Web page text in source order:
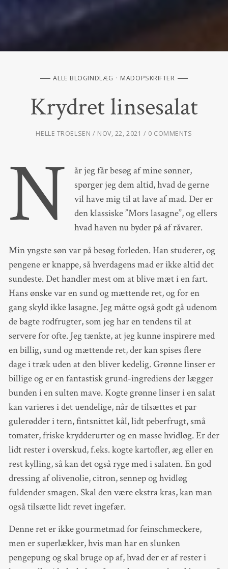
ALLE BLOGINDLÆG MADOPSKRIFTER
Krydret linsesalat
HELLE TROELSEN NOV, 22, 2021 0 COMMENTS
N
år jeg får besøg af mine sønner,
spørger jeg dem altid, hvad de gerne
vil have mig til at lave af mad. Der er
den klassiske ”Mors lasagne”, og ellers
hvad haven nu byder på af råvarer.
Min yngste søn var på besøg forleden. Han studerer, og
pengene er knappe, så hverdagens mad er ikke altid det
sundeste. Det handler mest om at blive mæt i en fart.
Hans ønske var en sund og mættende ret, og for en
gang skyld ikke lasagne. Jeg måtte også godt gå udenom
de bagte rodfrugter, som jeg har en tendens til at
servere for ofte. Jeg tænkte, at jeg kunne inspirere med
en billig, sund og mættende ret, der kan spises flere
dage i træk uden at den bliver kedelig. Grønne linser er
billige og er en fantastisk grund-ingrediens der lægger
bunden i en sulten mave. Kogte grønne linser i en salat
kan varieres i det uendelige, når de tilsættes et par
gulerødder i tern, fintsnittet kål, lidt peberfrugt, små
tomater, friske krydderurter og en masse hvidløg. Er der
lidt rester i overskud, f.eks. kogte kartofler, æg eller en
rest kylling, så kan det også ryge med i salaten. En god
dressing af olivenolie, citron, sennep og hvidløg
fuldender smagen. Skal den være ekstra kras, kan man
også tilsætte lidt revet ingefær.
Denne ret er ikke gourmetmad for feinschmeckere,
men er superlækker, hvis man har en slunken
pengepung og skal bruge op af, hvad der er af rester i